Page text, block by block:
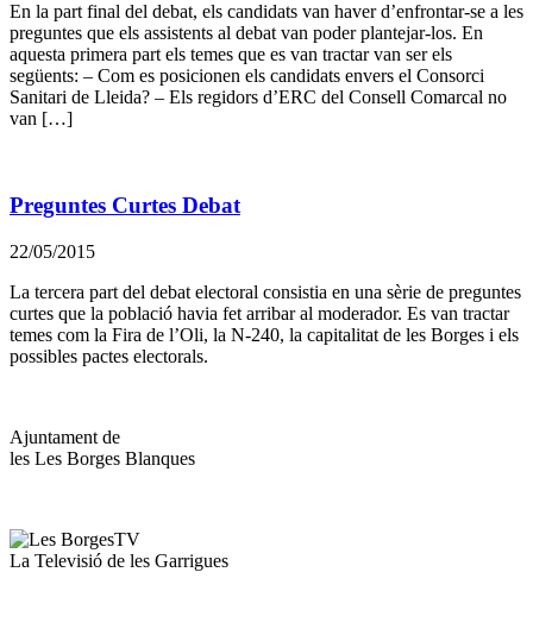
En la part final del debat, els candidats van haver d’enfrontar-se a les
preguntes que els assistents al debat van poder plantejar-los. En
aquesta primera part els temes que es van tractar van ser els
següents: – Com es posicionen els candidats envers el Consorci
Sanitari de Lleida? – Els regidors d’ERC del Consell Comarcal no
van […]
Preguntes Curtes Debat
22/05/2015
La tercera part del debat electoral consistia en una sèrie de preguntes
curtes que la població havia fet arribar al moderador. Es van tractar
temes com la Fira de l’Oli, la N-240, la capitalitat de les Borges i els
possibles pactes electorals.
Ajuntament de
les Les Borges Blanques
La Televisió de les Garrigues